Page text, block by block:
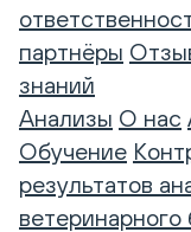
партнёры
знаний
Анализы О нас
Обучение
результатов
ветеринарного